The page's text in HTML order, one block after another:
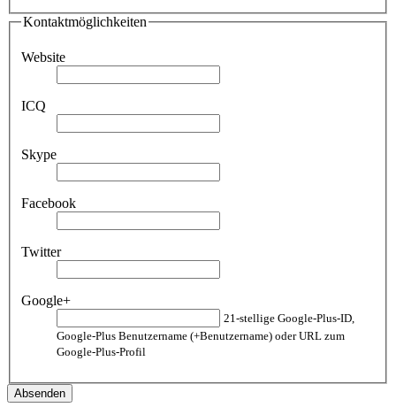
Kontaktmöglichkeiten
Website
ICQ
Skype
Facebook
Twitter
Google+
21-stellige Google-Plus-ID,
Google-Plus Benutzername (+Benutzername) oder URL zum
Google-Plus-Profil